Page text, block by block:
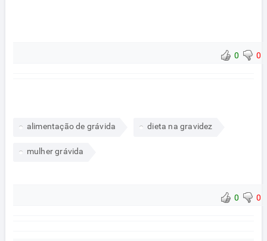
0 0
alimentação de grávida dieta na gravidez
mulher grávida
0 0